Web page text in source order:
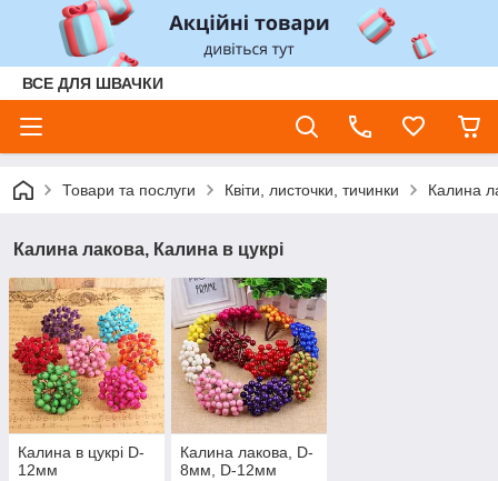
ВСЕ ДЛЯ ШВАЧКИ
Товари та послуги Квіти, листочки, тичинки Калина
Калина лакова, Калина в цукрі
Калина в цукрі D-
12мм
Калина лакова, D-
8мм, D-12мм